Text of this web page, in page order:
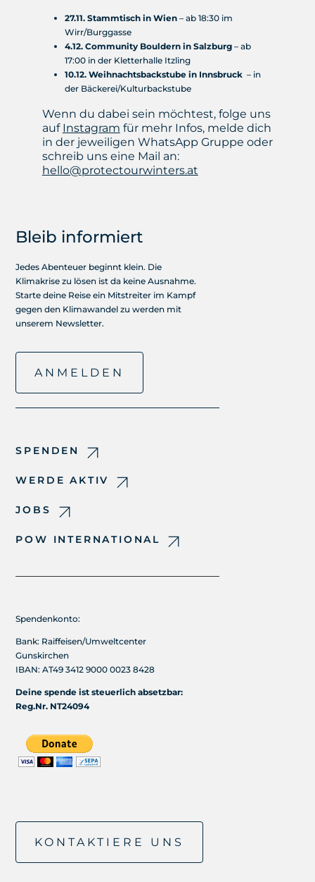
27.11. Stammtisch in Wien– ab 18:30 im
Wirr/Burggasse
4.12. Community Bouldern in Salzburg– ab
17:00 in der Kletterhalle Itzling
10.12. Weihnachtsbackstube in Innsbruck – in
der Bäckerei/Kulturbackstube
Wenn du dabei sein möchtest, folge uns
auf Instagram für mehr Infos, melde dich
in der jeweiligen WhatsApp Gruppe oder
schreib uns eine Mail an:
hello@protectourwinters.at
Bleib informiert
Jedes Abenteuer beginnt klein. Die
Klimakrise zu lösen ist da keine Ausnahme.
Starte deine Reise ein Mitstreiter im Kampf
gegen den Klimawandel zu werden mit
unserem Newsletter.
ANMELDEN
SPENDEN
WERDE AKTIV
JOBS
POW INTERNATIONAL
Spendenkonto:
Bank: Raiffeisen/Umweltcenter
Gunskirchen
IBAN: AT49 3412 9000 0023 8428
Deine spende ist steuerlich absetzbar:
Reg.Nr. NT24094
KONTAKTIERE UNS